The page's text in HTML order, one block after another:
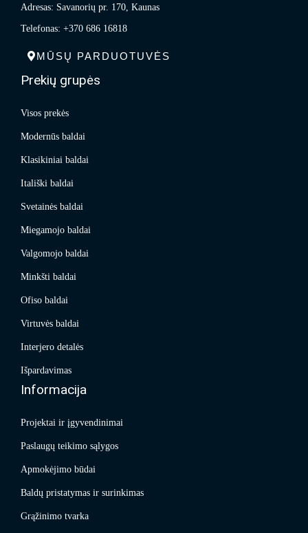
Adresas: Savanorių pr. 170, Kaunas
Telefonas: +370 686 16818
MŪSŲ PARDUOTUVĖS
Prekių grupės
Visos prekės
Modernūs baldai
Klasikiniai baldai
Itališki baldai
Svetainės baldai
Miegamojo baldai
Valgomojo baldai
Minkšti baldai
Ofiso baldai
Virtuvės baldai
Interjero detalės
Išpardavimas
Informacija
Projektai ir įgyvendinimai
Paslaugų teikimo sąlygos
Apmokėjimo būdai
Baldų pristatymas ir surinkimas
Grąžinimo tvarka